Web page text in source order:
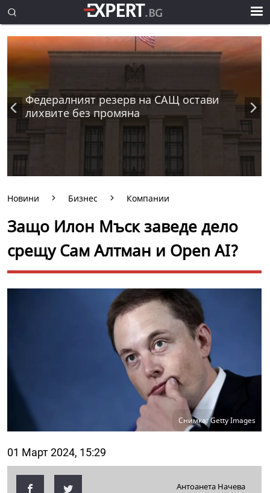
Федералният резерв на САЩ остави
лихвите без промяна
Новини Бизнес Компании
Защо Илон Мъск заведе дело
срещу Сам Алтман и Open AI?
Снимка: Getty Images
01 Март 2024, 15:29
Антоанета Начева